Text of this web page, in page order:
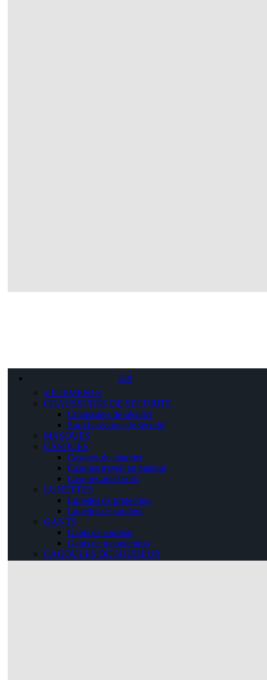
EPI
VETEMENTS
CHAUSSURES DE SECURITE
Chaussures de sécurité
Sur-chaussures de sécurité
MASQUES
CASQUES
Casques de chantier
Casques travail en hauteur
Casques anti-bruits
LUNETTES
Lunettes de protection
Lunettes de soudeur
GANTS
Gants de soudeur
Gants de manutention
CAGOULES DE SOUDEUR